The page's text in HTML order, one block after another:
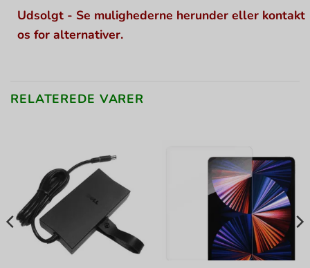
Udsolgt - Se mulighederne herunder eller kontakt
os for alternativer.
RELATEREDE VARER